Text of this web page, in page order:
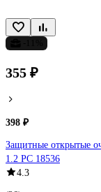
355 ₽
398 ₽
Защитные открытые
1.2 PC 18536
4.3